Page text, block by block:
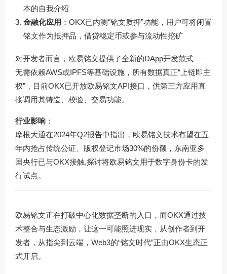
本的自我介绍
金融化应用 ：OKX已内测“铭文质押”功能，用户可将闲置
铭文作为抵押品，借贷稳定币或参与流动性挖矿
对开发者而言，欧易铭文提供了全新的DApp开发范式——
无需依赖AWS或IPFS等基础设施，所有数据真正“上链即主
权”，目前OKX已开放欧易铭文API接口，供第三方应用直
接调用其铸造、校验、交易功能。
行业影响 ：
摩根大通在2024年Q2报告中指出，欧易铭文技术有望在五
年内抢占传统公证、版权登记市场30%的份额，东南亚多
国央行已与OKX接触,探讨将欧易铭文用于数字身份卡的发
行试点。
欧易铭文正在打破中心化数据垄断的入口，而OKX通过技
术整合与生态激励，让这一可能照进现实，从创作者到开
发者，从指尖到云端，Web3的“铭文时代”正由OKX生态正
式开启。